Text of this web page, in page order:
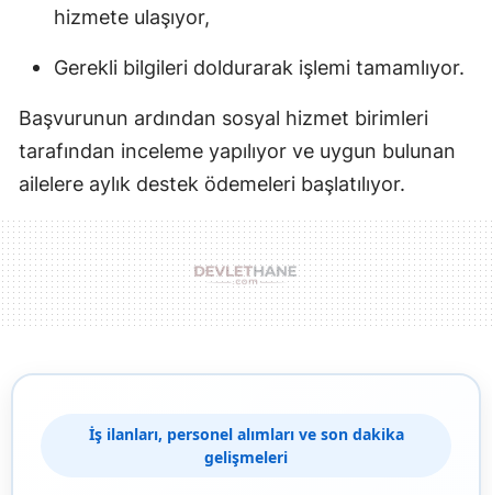
hizmete ulaşıyor,
Gerekli bilgileri doldurarak işlemi tamamlıyor.
Başvurunun ardından sosyal hizmet birimleri
tarafından inceleme yapılıyor ve uygun bulunan
ailelere aylık destek ödemeleri başlatılıyor.
İş ilanları, personel alımları ve son dakika
gelişmeleri